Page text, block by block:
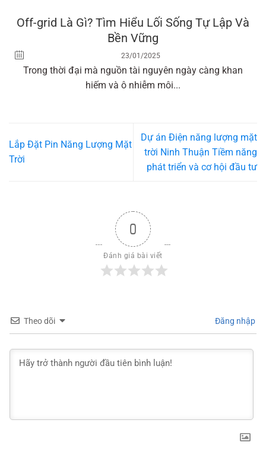
Off-grid Là Gì? Tìm Hiểu Lối Sống Tự Lập Và
Bền Vững
23/01/2025
Trong thời đại mà nguồn tài nguyên ngày càng khan
hiếm và ô nhiễm môi...
Lắp Đặt Pin Năng Lượng Mặt
Trời
Dự án Điện năng lượng mặt
trời Ninh Thuận Tiềm năng
phát triển và cơ hội đầu tư
0
Đánh giá bài viết
Theo dõi Đăng nhập